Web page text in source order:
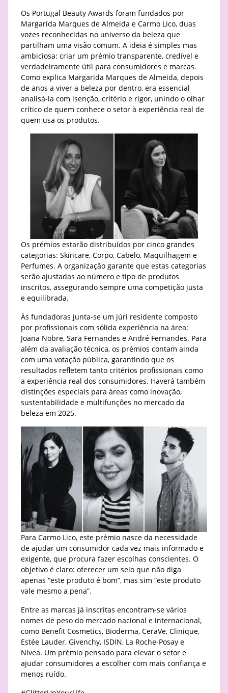
Os Portugal Beauty Awards foram fundados por
Margarida Marques de Almeida e Carmo Lico, duas
vozes reconhecidas no universo da beleza que
partilham uma visão comum. A ideia é simples mas
ambiciosa: criar um prémio transparente, credível e
verdadeiramente útil para consumidores e marcas.
Como explica Margarida Marques de Almeida, depois
de anos a viver a beleza por dentro, era essencial
analisá-la com isenção, critério e rigor, unindo o olhar
crítico de quem conhece o setor à experiência real de
quem usa os produtos.
Os prémios estarão distribuídos por cinco grandes
categorias: Skincare, Corpo, Cabelo, Maquilhagem e
Perfumes. A organização garante que estas categorias
serão ajustadas ao número e tipo de produtos
inscritos, assegurando sempre uma competição justa
e equilibrada.
Às fundadoras junta-se um júri residente composto
por profissionais com sólida experiência na área:
Joana Nobre, Sara Fernandes e André Fernandes. Para
além da avaliação técnica, os prémios contam ainda
com uma votação pública, garantindo que os
resultados refletem tanto critérios profissionais como
a experiência real dos consumidores. Haverá também
distinções especiais para áreas como inovação,
sustentabilidade e multifunções no mercado da
beleza em 2025.
Para Carmo Lico, este prémio nasce da necessidade
de ajudar um consumidor cada vez mais informado e
exigente, que procura fazer escolhas conscientes. O
objetivo é claro: oferecer um selo que não diga
apenas “este produto é bom”, mas sim “este produto
vale mesmo a pena”.
Entre as marcas já inscritas encontram-se vários
nomes de peso do mercado nacional e internacional,
como Benefit Cosmetics, Bioderma, CeraVe, Clinique,
Estée Lauder, Givenchy, ISDIN, La Roche-Posay e
Nivea. Um prémio pensado para elevar o setor e
ajudar consumidores a escolher com mais confiança e
menos ruído.